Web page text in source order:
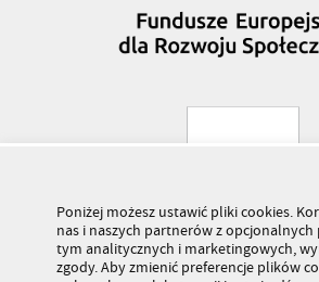
Poniżej możesz ustawić pliki cookies.
nas i naszych partnerów z
tym analitycznych i marketingowych,
zgody. Aby zmienić preferencje plików